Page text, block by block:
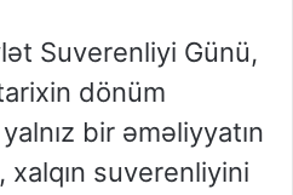
Suverenliyi Günü,
dönüm
bir əməliyyatın
suverenliyini